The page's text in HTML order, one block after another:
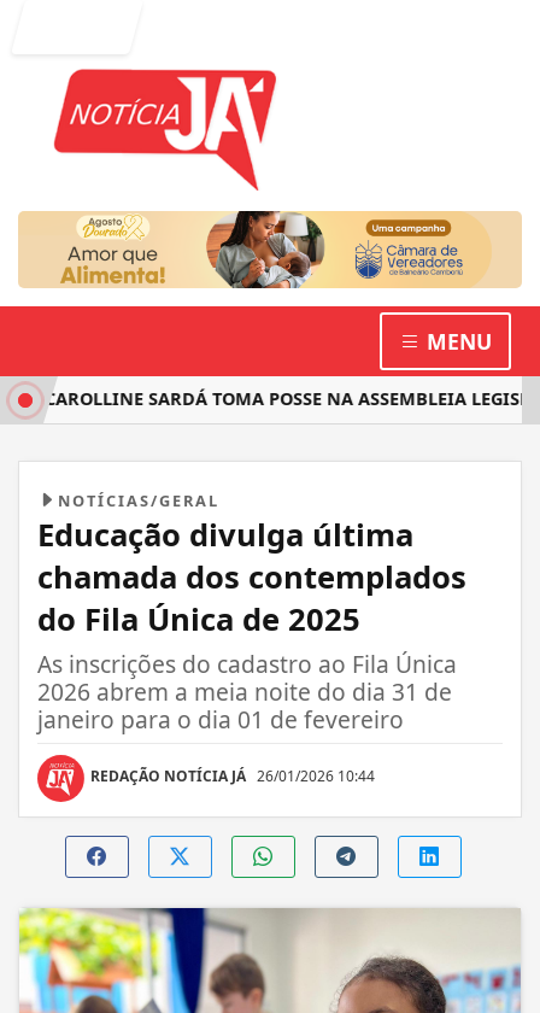
MENU
SARDÁ TOMA POSSE NA ASSEMBLEIA
NOTÍCIAS/GERAL
Educação divulga última
chamada dos contemplados
do Fila Única de 2025
As inscrições do cadastro ao Fila Única
2026 abrem a meia noite do dia 31 de
janeiro para o dia 01 de fevereiro
REDAÇÃO NOTÍCIA JÁ 26/01/2026 10:44